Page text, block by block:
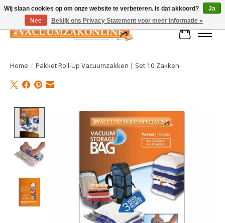
Home / Pakket Roll-Up Vacuumzakken | Set 10 Zakken
Product image slideshow Items
Wij slaan cookies op om onze website te verbeteren. Is dat akkoord?
Ja
Nee
Bekijk ons Privacy Statement voor meer informatie »